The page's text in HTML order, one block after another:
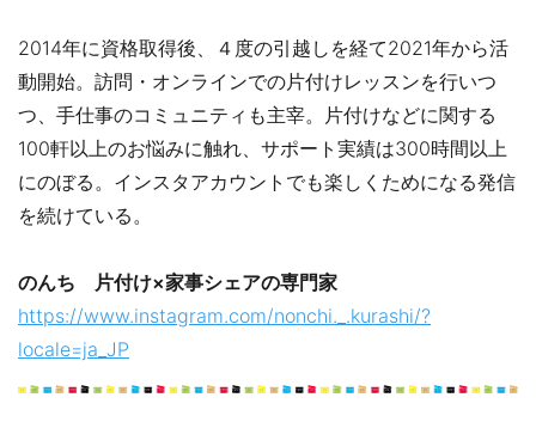
2014年に資格取得後、４度の引越しを経て2021年から活
動開始。訪問・オンラインでの片付けレッスンを行いつ
つ、手仕事のコミュニティも主宰。片付けなどに関する
100軒以上のお悩みに触れ、サポート実績は300時間以上
にのぼる。インスタアカウントでも楽しくためになる発信
を続けている。
のんち 片付け×家事シェアの専門家
https://www.instagram.com/nonchi._.kurashi/?
locale=ja_JP